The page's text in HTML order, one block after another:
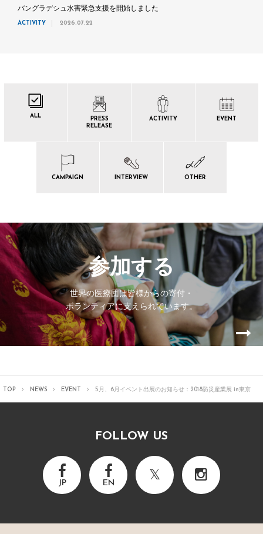
バングラデシュ水害緊急支援を開始しました
ACTIVITY 2026.07.22
ALL
PRESS
RELEASE
ACTIVITY EVENT
CAMPAIGN INTERVIEW OTHER
参加する
世界の医療団は皆様からの寄付・
ボランティアに支えられています。
TOP NEWS EVENT 5月、6月イベント出展のお知らせ：2018防災産業展 in東京
FOLLOW US
JP EN